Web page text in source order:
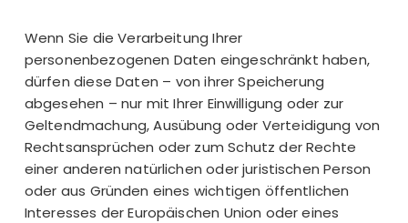
Wenn Sie die Verarbeitung Ihrer
personenbezogenen Daten eingeschränkt haben,
dürfen diese Daten – von ihrer Speicherung
abgesehen – nur mit Ihrer Einwilligung oder zur
Geltendmachung, Ausübung oder Verteidigung von
Rechtsansprüchen oder zum Schutz der Rechte
einer anderen natürlichen oder juristischen Person
oder aus Gründen eines wichtigen öffentlichen
Interesses der Europäischen Union oder eines